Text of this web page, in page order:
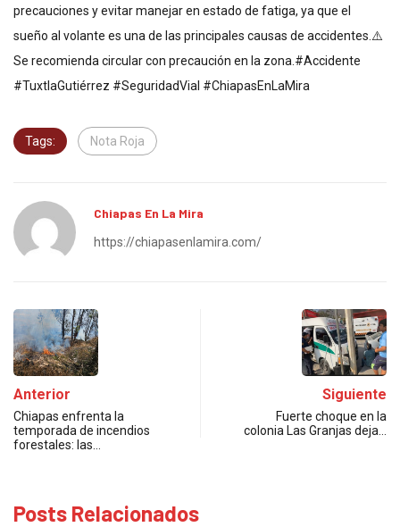
precauciones y evitar manejar en estado de fatiga, ya que el
sueño al volante es una de las principales causas de accidentes.⚠️
Se recomienda circular con precaución en la zona.#Accidente
#TuxtlaGutiérrez #SeguridadVial #ChiapasEnLaMira
Tags: Nota Roja
Chiapas En La Mira
https://chiapasenlamira.com/
Anterior
Chiapas enfrenta la
temporada de incendios
forestales: las…
Siguiente
Fuerte choque en la
colonia Las Granjas deja…
Posts Relacionados